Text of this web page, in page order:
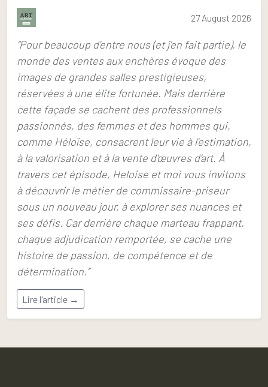
27 August 2026
“Pour beaucoup d'entre nous (et j’en fait partie), le
monde des ventes aux enchères évoque des
images de grandes salles prestigieuses,
réservées à une élite fortunée. Mais derrière
cette façade se cachent des professionnels
passionnés, des femmes et des hommes qui,
comme Héloïse, consacrent leur vie à l'estimation,
à la valorisation et à la vente d'œuvres d’art. À
travers cet épisode, Heloise et moi vous invitons
à découvrir le métier de commissaire-priseur
sous un nouveau jour, à explorer ses nuances et
ses défis. Car derrière chaque marteau frappant,
chaque adjudication remportée, se cache une
histoire de passion, de compétence et de
détermination.”
Lire l'article →